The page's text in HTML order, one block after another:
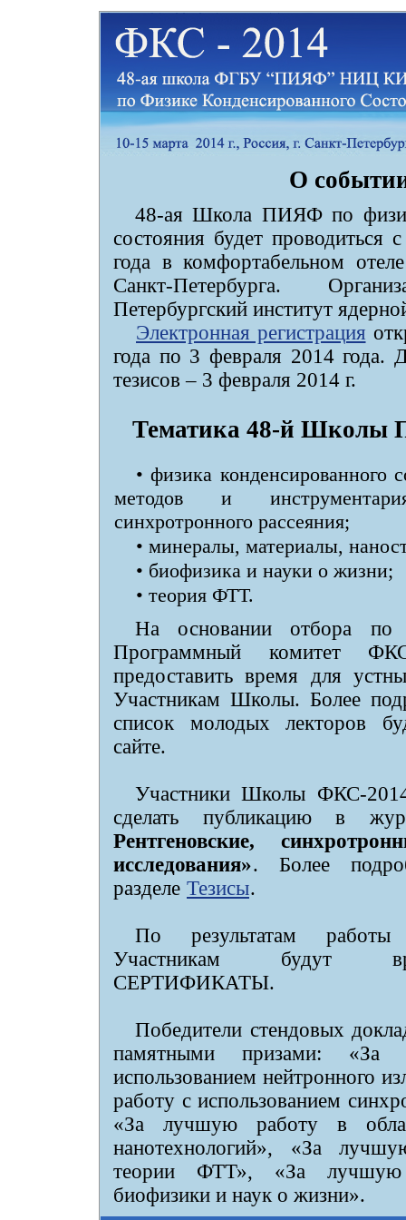
О
48-ая Школа ПИЯФ по
состояния будет
года в комфортабельном
Санкт-Петербурга.
Петербургский институт
Электронная регистрация
года по 3 февраля 2014 года.
тезисов – 3 февраля 2014 г.
Тематика 48-й
• физика конденсированного
методов и
синхротронного рассеяния;
• минералы, материалы,
• биофизика и науки о жизни;
• теория ФТТ.
На основании отбора по
Программный комитет
предоставить время для
Участникам Школы. Более
список молодых лекторов
сайте.
Участники Школы ФКС-
сделать публикацию в
Рентгеновские,
исследования». Более
разделе Тезисы.
По результатам
Участникам будут
СЕРТИФИКАТЫ.
Победители стендовых
памятными призами:
использованием нейтронного
работу с использованием
«За лучшую работу в
нанотехнологий», «За
теории ФТТ», «За
биофизики и наук о жизни».